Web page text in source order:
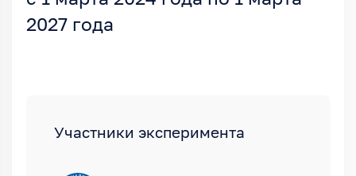
2027 года
Участники эксперимента